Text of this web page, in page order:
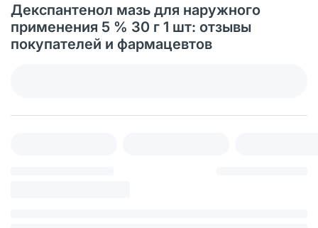
Декспантенол мазь для наружного
применения 5 % 30 г 1 шт: отзывы
покупателей и фармацевтов